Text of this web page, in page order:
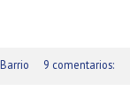
9 comentarios: